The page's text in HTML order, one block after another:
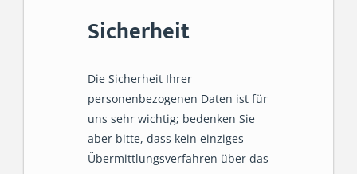
Sicherheit
Die Sicherheit Ihrer
personenbezogenen Daten ist für
uns sehr wichtig; bedenken Sie
aber bitte, dass kein einziges
Übermittlungsverfahren über das